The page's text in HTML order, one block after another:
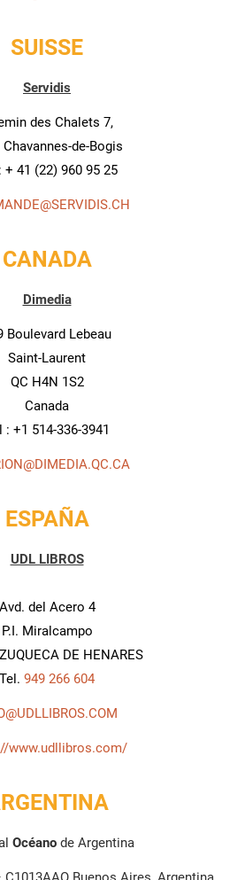
SUISSE
Servidis
des Chalets 7,
Chavannes-de-Bogis
+ 41 (22) 960 95 25
CANADA
Dimedia
Boulevard Lebeau
Saint-Laurent
QC H4N 1S2
Canada
: +1 514-336-3941
ESPAÑA
UDL LIBROS
Avd. del Acero 4
P.I. Miralcampo
DE HENARES
Tel. 949 266 604
www.udllibros.com/
Océano de Argentina
add_circle_outline
CRÉER UNE LISTE D'ENVIES